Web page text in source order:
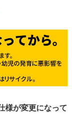
様が変更になって